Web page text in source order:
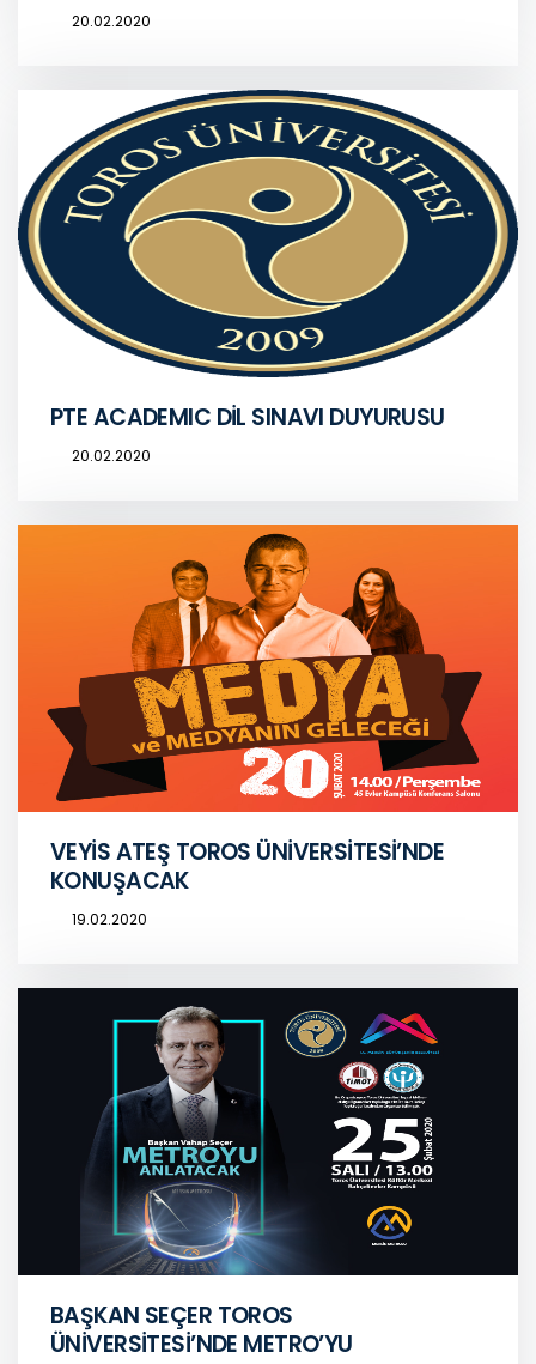
20.02.2020
PTE ACADEMIC DİL SINAVI DUYURUSU
20.02.2020
VEYİS ATEŞ TOROS ÜNİVERSİTESİ’NDE
KONUŞACAK
19.02.2020
BAŞKAN SEÇER TOROS
ÜNİVERSİTESİ’NDE METRO’YU